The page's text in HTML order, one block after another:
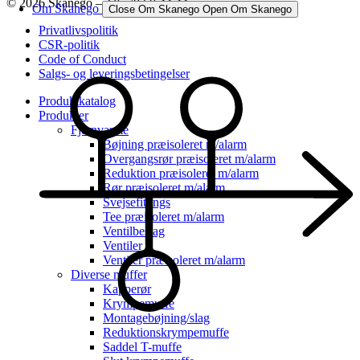
Om Skanego Close Om Skanego Open Om Skanego
Privatlivspolitik
CSR-politik
Code of Conduct
Salgs- og leveringsbetingelser
Produktkatalog
Produkter
Fjernvarme
Bøjning præisoleret m/alarm
Overgangsrør præisoleret m/alarm
Reduktion præisoleret m/alarm
Rør præisoleret m/alarm
Svejsefittings
Tee præisoleret m/alarm
Ventilbeslag
Ventiler
Ventiler præisoleret m/alarm
Diverse muffer
Kapperør
Krympemuffe
Montagebøjning/slag
Reduktionskrympemuffe
Saddel T-muffe